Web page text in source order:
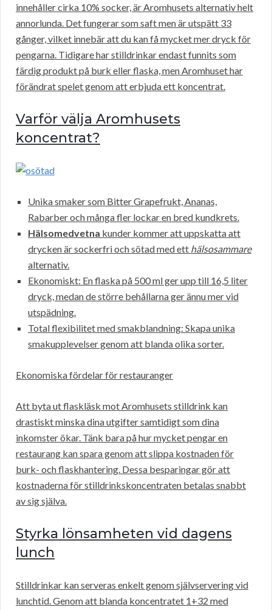
innehåller cirka 10% socker, är Aromhusets alternativ helt
annorlunda. Det fungerar som saft men är utspätt 33
gånger, vilket innebär att du kan få mycket mer dryck för
pengarna. Tidigare har stilldrinkar endast funnits som
färdig produkt på burk eller flaska, men Aromhuset har
förändrat spelet genom att erbjuda ett koncentrat.
Varför välja Aromhusets
koncentrat?
Unika smaker som Bitter Grapefrukt, Ananas,
Rabarber och många fler lockar en bred kundkrets.
Hälsomedvetna kunder kommer att uppskatta att
drycken är sockerfri och sötad med ett hälsosammare
alternativ.
Ekonomiskt: En flaska på 500 ml ger upp till 16,5 liter
dryck, medan de större behållarna ger ännu mer vid
utspädning.
Total flexibilitet med smakblandning: Skapa unika
smakupplevelser genom att blanda olika sorter.
Ekonomiska fördelar för restauranger
Att byta ut flaskläsk mot Aromhusets stilldrink kan
drastiskt minska dina utgifter samtidigt som dina
inkomster ökar. Tänk bara på hur mycket pengar en
restaurang kan spara genom att slippa kostnaden för
burk- och flaskhantering. Dessa besparingar gör att
kostnaderna för stilldrinkskoncentraten betalas snabbt
av sig själva.
Styrka lönsamheten vid dagens
lunch
Stilldrinkar kan serveras enkelt genom självservering vid
lunchtid. Genom att blanda koncentratet 1+32 med